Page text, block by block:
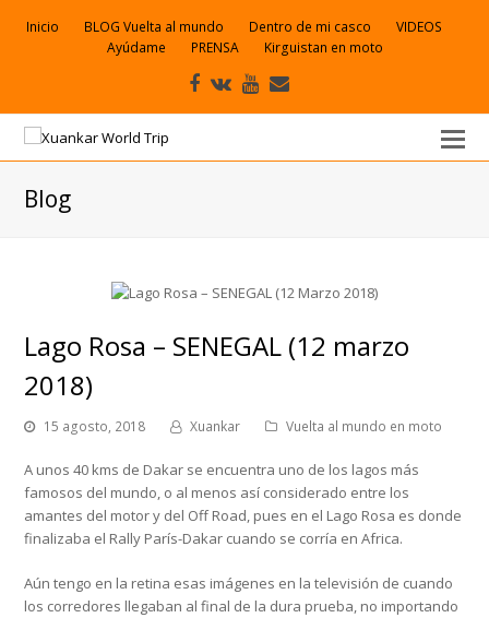
Inicio BLOG Vuelta al mundo Dentro de mi casco
VIDEOS
Ayúdame
PRENSA Kirguistan en moto
Facebook
VK Youtube
electrónico
Blog
Lago Rosa – SENEGAL (12 marzo
2018)
15 agosto, 2018 Xuankar Vuelta al mundo en moto
A unos 40 kms de Dakar se encuentra uno de los lagos más
famosos del mundo, o al menos así considerado entre los
amantes del motor y del Off Road, pues en el Lago Rosa es donde
finalizaba el Rally París-Dakar cuando se corría en Africa.
Aún tengo en la retina esas imágenes en la televisión de cuando
los corredores llegaban al final de la dura prueba, no importando